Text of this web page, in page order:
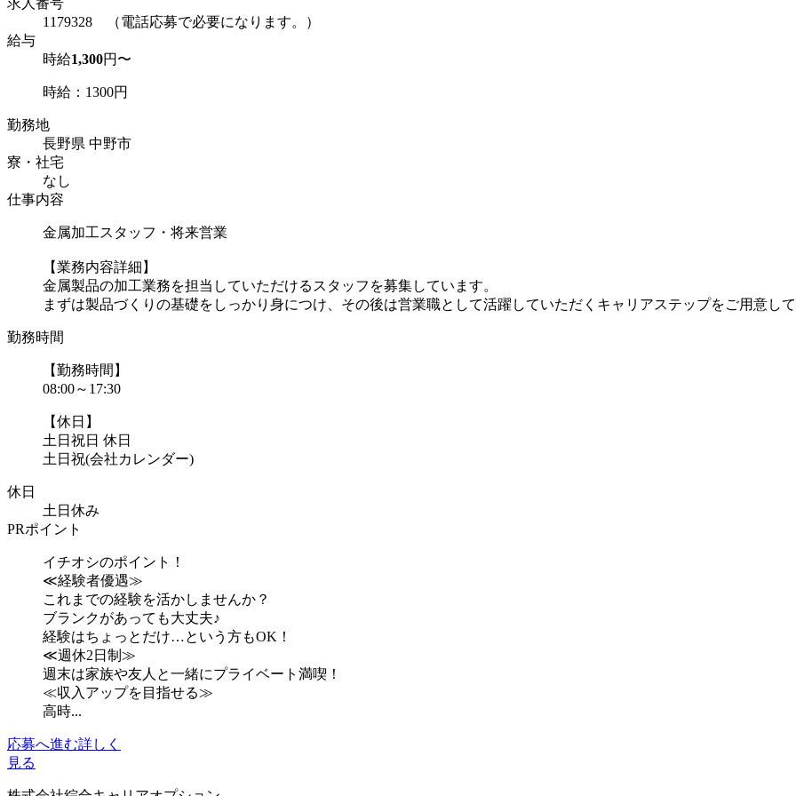
求人番号
1179328 （電話応募で必要になります。）
給与
時給1,300円〜
時給：1300円
勤務地
長野県 中野市
寮・社宅
なし
仕事内容
金属加工スタッフ・将来営業
【業務内容詳細】
金属製品の加工業務を担当していただけるスタッフを募集しています。
まずは製品づくりの基礎をしっかり身につけ、その後は営業職として活躍していただくキャリアステップをご用意し
勤務時間
【勤務時間】
08:00～17:30
【休日】
土日祝日 休日
土日祝(会社カレンダー)
休日
土日休み
PRポイント
イチオシのポイント！
≪経験者優遇≫
これまでの経験を活かしませんか？
ブランクがあっても大丈夫♪
経験はちょっとだけ…という方もOK！
≪週休2日制≫
週末は家族や友人と一緒にプライベート満喫！
≪収入アップを目指せる≫
高時...
応募へ進む詳しく
見る